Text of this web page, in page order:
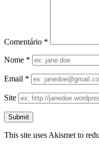
Comentário *
Nome *
Email *
Site
This site uses Akismet to